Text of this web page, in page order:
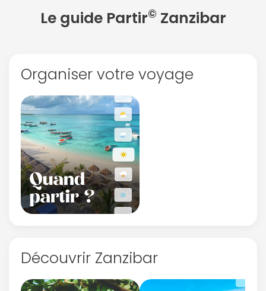
Le guide Partir© Zanzibar
Organiser votre voyage
Découvrir Zanzibar